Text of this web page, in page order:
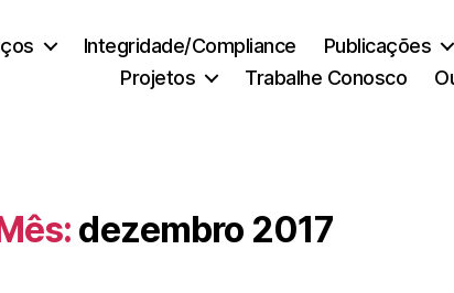
Integridade/Compliance Publicações
Projetos
Trabalhe Conosco
dezembro 2017